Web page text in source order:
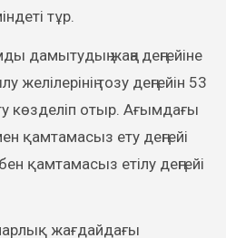
тұр.
дамытудың жаңа деңгейіне
тозу деңгейін 53
көзделіп отыр. Ағымдағы
қамтамасыз ету деңгейі
қамтамасыз етілу деңгейі
жағдайдағы